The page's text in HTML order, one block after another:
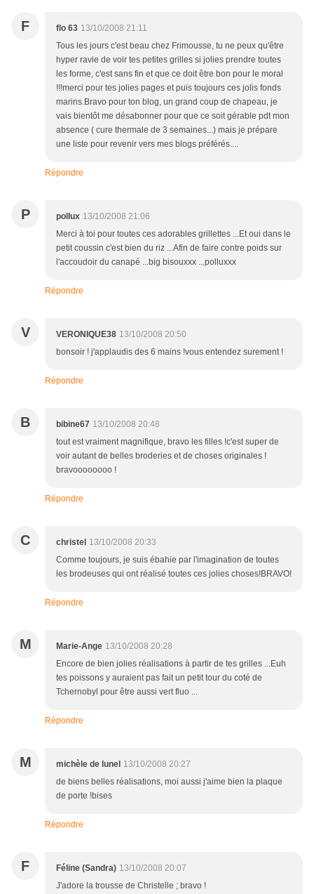
F flo 63 13/10/2008 21:11
Tous les jours c'est beau chez Frimousse, tu ne peux qu'être
hyper ravie de voir tes petites grilles si jolies prendre toutes
les forme, c'est sans fin et que ce doit être bon pour le moral
!!!merci pour tes jolies pages et puis toujours ces jolis fonds
marins.Bravo pour ton blog, un grand coup de chapeau, je
vais bientôt me désabonner pour que ce soit gérable pdt mon
absence ( cure thermale de 3 semaines...) mais je prépare
une liste pour revenir vers mes blogs préférés....
Répondre
P pollux 13/10/2008 21:06
Merci à toi pour toutes ces adorables grillettes ...Et oui dans le
petit coussin c'est bien du riz ...Afin de faire contre poids sur
l'accoudoir du canapé ...big bisouxxx ...polluxxx
Répondre
V VERONIQUE38 13/10/2008 20:50
bonsoir ! j'applaudis des 6 mains !vous entendez surement !
Répondre
B bibine67 13/10/2008 20:48
tout est vraiment magnifique, bravo les filles !c'est super de
voir autant de belles broderies et de choses originales !
bravoooooooo !
Répondre
C christel 13/10/2008 20:33
Comme toujours, je suis ébahie par l'imagination de toutes
les brodeuses qui ont réalisé toutes ces jolies choses!BRAVO!
Répondre
M Marie-Ange 13/10/2008 20:28
Encore de bien jolies réalisations à partir de tes grilles ...Euh
tes poissons y auraient pas fait un petit tour du coté de
Tchernobyl pour être aussi vert fluo ...
Répondre
M michèle de lunel 13/10/2008 20:27
de biens belles réalisations, moi aussi j'aime bien la plaque
de porte !bises
Répondre
F Féline (Sandra) 13/10/2008 20:07
J'adore la trousse de Christelle ; bravo !